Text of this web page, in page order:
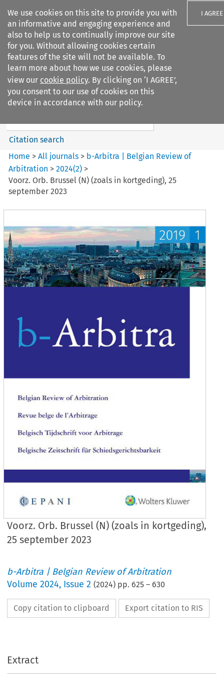
We use cookies on this site to provide you with
an informative and engaging experience and
also to help us to continually improve our site
for you. Without allowing cookies certain
features of the site will not be available. To
learn more about how we use cookies, please
view our cookie policy. By clicking on ‘I AGREE’,
you consent to our use of cookies on this
device in accordance with our policy.
I AGREE
Search filters
b-Arbitra %7C Belgian Review
of Arbitrat...
Search content
Citation search
Home >All journals > b-Arbitra | Belgian Review of
Arbitration >2024(2) >
Voorz. Orb. Brussel (N) (zoals in kortgeding), 25
september 2023
Voorz. Orb. Brussel (N) (zoals in kortgeding),
25 september 2023
b-Arbitra | Belgian Review of Arbitration
Volume2024, Issue 2 (2024) pp. 625 – 630
Copy citation to clipboard Export citation to RIS
Extract